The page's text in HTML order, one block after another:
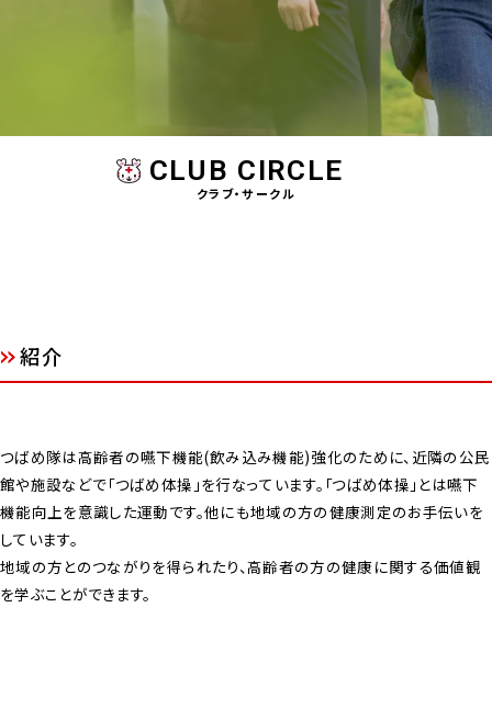
CLUB CIRCLE
クラブ・サークル
紹介
つばめ隊は高齢者の嚥下機能(飲み込み機能)強化のために、近隣の公民
館や施設などで「つばめ体操」を行なっています。「つばめ体操」とは嚥下
機能向上を意識した運動です。他にも地域の方の健康測定のお手伝いを
しています。
地域の方とのつながりを得られたり、高齢者の方の健康に関する価値観
を学ぶことができます。